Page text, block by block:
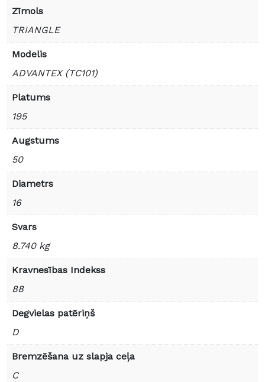
Zīmols
TRIANGLE
Modelis
ADVANTEX (TC101)
Platums
195
Augstums
50
Diametrs
16
Svars
8.740 kg
Kravnesības Indekss
88
Degvielas patēriņš
D
Bremzēšana uz slapja ceļa
C